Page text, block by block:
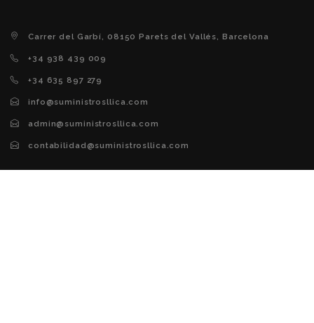
Carrer del Garbí, 08150 Parets del Vallés, Barcelona
+34 938 439 009
+34 635 897 279
info@suministrosllica.com
admin@suministrosllica.com
contabilidad@suministrosllica.com